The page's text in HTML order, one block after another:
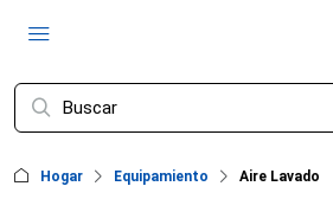
Hogar Equipamiento Aire Lavado